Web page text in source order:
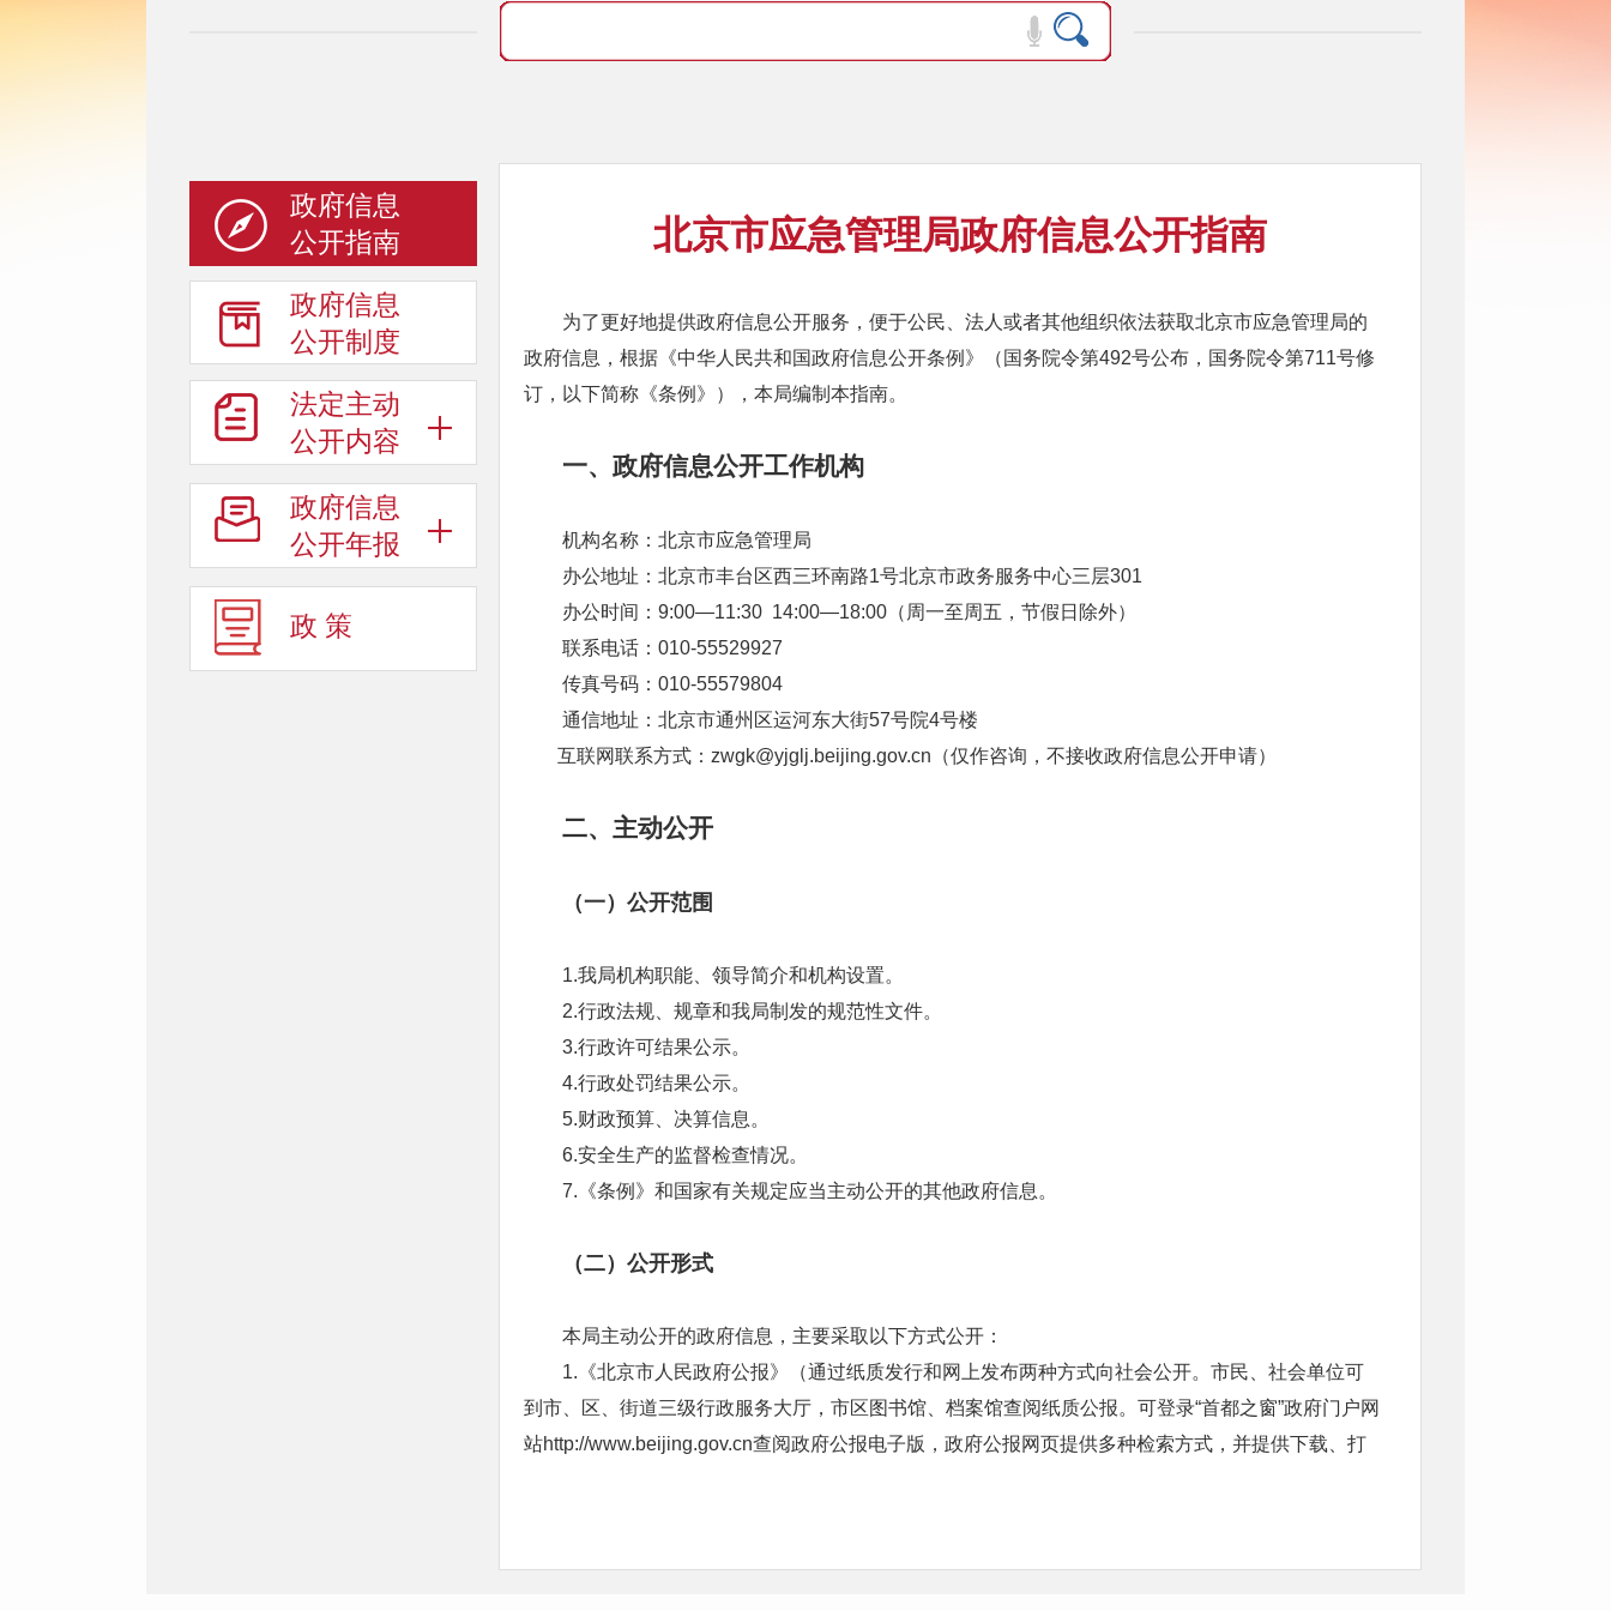
政府信息
公开指南
政府信息
公开制度
法定主动
公开内容
政府信息
公开年报
政 策
北京市应急管理局政府信息公开指南
为了更好地提供政府信息公开服务，便于公民、法人或者其他组织依法获取北京市应急管理局的
政府信息，根据《中华人民共和国政府信息公开条例》（国务院令第492号公布，国务院令第711号修
订，以下简称《条例》），本局编制本指南。
一、政府信息公开工作机构
机构名称：北京市应急管理局
办公地址：北京市丰台区西三环南路1号北京市政务服务中心三层301
办公时间：9:00—11:30 14:00—18:00（周一至周五，节假日除外）
联系电话：010-55529927
传真号码：010-55579804
通信地址：北京市通州区运河东大街57号院4号楼
互联网联系方式：zwgk@yjglj.beijing.gov.cn（仅作咨询，不接收政府信息公开申请）
二、主动公开
（一）公开范围
1.我局机构职能、领导简介和机构设置。
2.行政法规、规章和我局制发的规范性文件。
3.行政许可结果公示。
4.行政处罚结果公示。
5.财政预算、决算信息。
6.安全生产的监督检查情况。
7.《条例》和国家有关规定应当主动公开的其他政府信息。
（二）公开形式
本局主动公开的政府信息，主要采取以下方式公开：
1.《北京市人民政府公报》（通过纸质发行和网上发布两种方式向社会公开。市民、社会单位可
到市、区、街道三级行政服务大厅，市区图书馆、档案馆查阅纸质公报。可登录“首都之窗”政府门户网
站http://www.beijing.gov.cn查阅政府公报电子版，政府公报网页提供多种检索方式，并提供下载、打